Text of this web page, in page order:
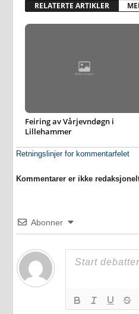
RELATERTE ARTIKLER
Feiring av Vårjevndøgn i
Lillehammer
Retningslinjer for kommentarfelet
Kommentarer er ikke
Abonner